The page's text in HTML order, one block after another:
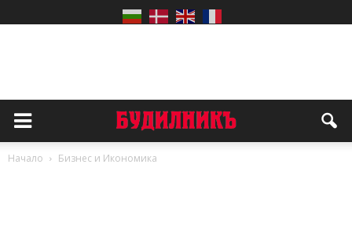
Начало Бизнес и Икономика